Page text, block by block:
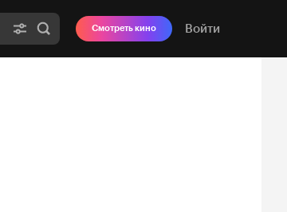
Смотреть кино Войти